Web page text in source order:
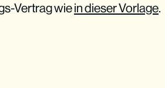
Vertrag wiein dieser Vorlage.